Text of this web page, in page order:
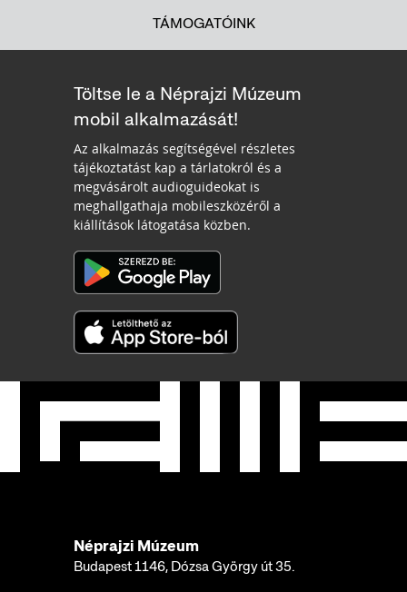
TÁMOGATÓINK
Töltse le a Néprajzi Múzeum
mobil alkalmazását!
Az alkalmazás segítségével részletes
tájékoztatást kap a tárlatokról és a
megvásárolt audioguideokat is
meghallgathaja mobileszközéről a
kiállítások látogatása közben.
Néprajzi Múzeum
Budapest 1146, Dózsa György út 35.